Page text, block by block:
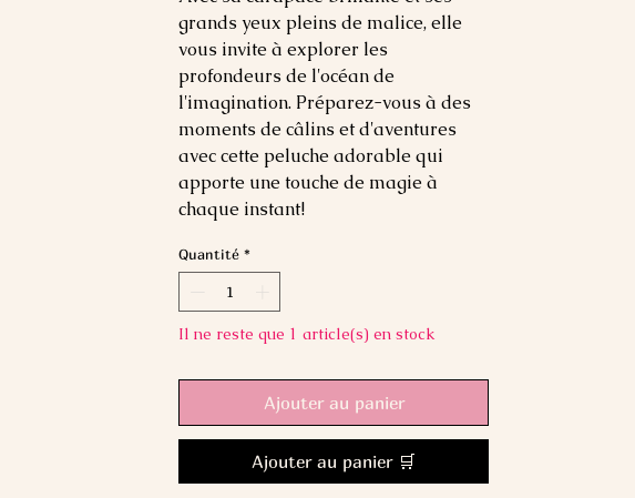
grands yeux pleins de malice, elle
vous invite à explorer les
profondeurs de l'océan de
l'imagination. Préparez-vous à des
moments de câlins et d'aventures
avec cette peluche adorable qui
apporte une touche de magie à
chaque instant!
Quantité *
Il ne reste que 1 article(s) en stock
Ajouter au panier
Ajouter au panier 🛒